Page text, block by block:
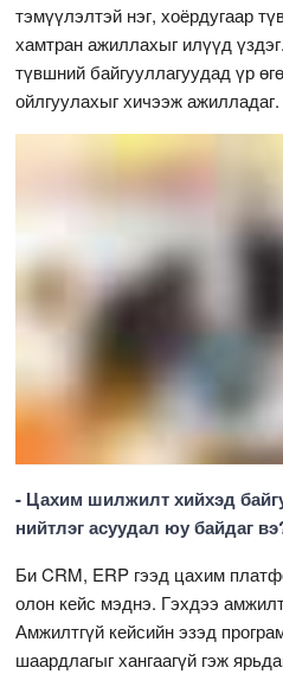
тэмүүлэлтэй нэг, хоёрдугаар
хамтран ажиллахыг илүүд
түвшний байгууллагуудад үр
ойлгуулахыг хичээж ажилладаг.
- Цахим шилжилт хийхэд
нийтлэг асуудал юу байдаг
Би CRM, ERP гээд цахим
олон кейс мэднэ. Гэхдээ
Амжилтгүй кейсийн эзэд
шаардлагыг хангаагүй гэж